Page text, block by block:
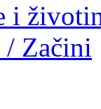
i
/ Začini